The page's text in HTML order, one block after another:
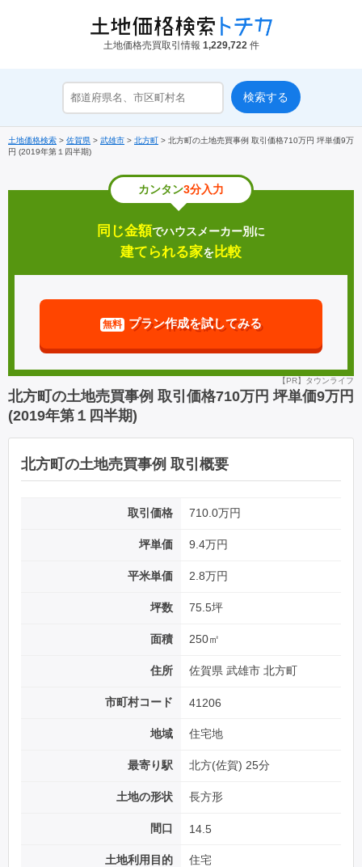
土地価格売買取引情報 1,229,722 件
土地価格検索 > 佐賀県 > 武雄市 > 北方町 > 北方町の土地売買事例 取引価格710万円 坪単価9万
円 (2019年第１四半期)
カンタン3分入力
同じ金額でハウスメーカー別に
建てられる家を比較
無料 プラン作成を試してみる
【PR】タウンライフ
北方町の土地売買事例 取引価格710万円 坪単価9万円
(2019年第１四半期)
北方町の土地売買事例 取引概要
取引価格 710.0万円
坪単価 9.4万円
平米単価 2.8万円
坪数 75.5坪
面積 250㎡
住所 佐賀県 武雄市 北方町
市町村コード 41206
地域 住宅地
最寄り駅 北方(佐賀) 25分
土地の形状 長方形
間口 14.5
土地利用目的 住宅